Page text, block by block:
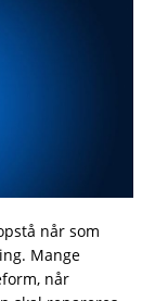
når som
Mange
når